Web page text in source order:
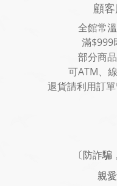
顧
全館常
滿$999
部分商
可ATM、
退貨請利用訂
〔防詐
親